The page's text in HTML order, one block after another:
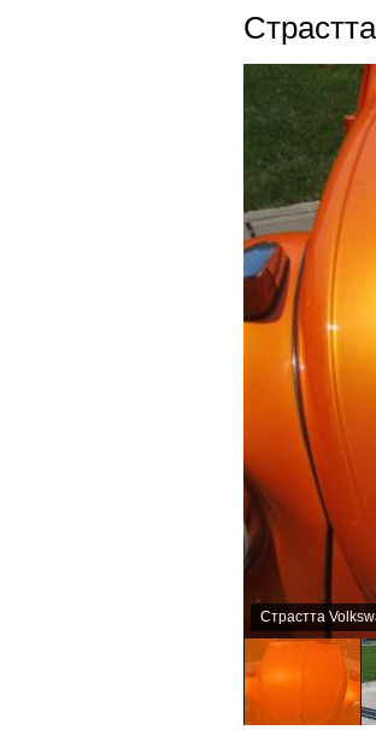
Страстта